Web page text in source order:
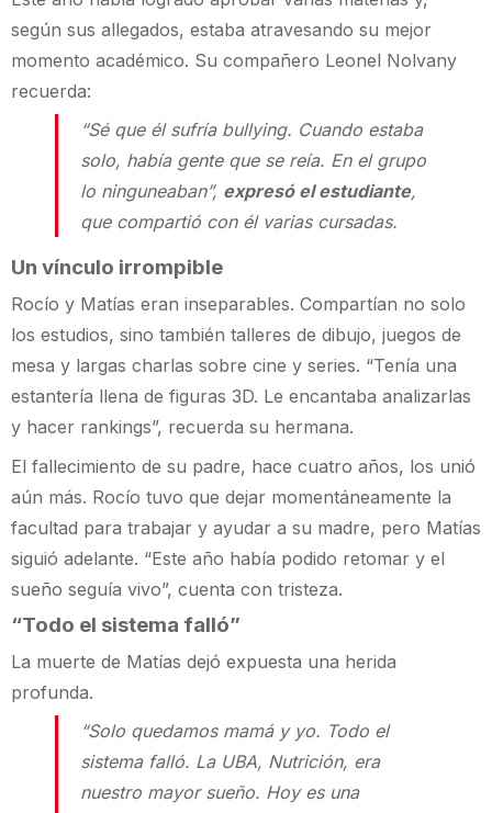
según sus allegados, estaba atravesando su mejor
momento académico. Su compañero Leonel Nolvany
recuerda:
“Sé que él sufría bullying. Cuando estaba
solo, había gente que se reía. En el grupo
lo ninguneaban”, expresó el estudiante,
que compartió con él varias cursadas.
Un vínculo irrompible
Rocío y Matías eran inseparables. Compartían no solo
los estudios, sino también talleres de dibujo, juegos de
mesa y largas charlas sobre cine y series. “Tenía una
estantería llena de figuras 3D. Le encantaba analizarlas
y hacer rankings”, recuerda su hermana.
El fallecimiento de su padre, hace cuatro años, los unió
aún más. Rocío tuvo que dejar momentáneamente la
facultad para trabajar y ayudar a su madre, pero Matías
siguió adelante. “Este año había podido retomar y el
sueño seguía vivo”, cuenta con tristeza.
“Todo el sistema falló”
La muerte de Matías dejó expuesta una herida
profunda.
“Solo quedamos mamá y yo. Todo el
sistema falló. La UBA, Nutrición, era
nuestro mayor sueño. Hoy es una